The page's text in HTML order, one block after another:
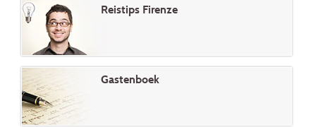
Reistips Firenze
Gastenboek